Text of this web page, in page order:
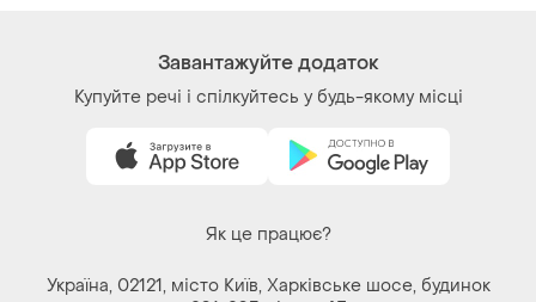
Завантажуйте додаток
Купуйте речі і спілкуйтесь у будь-якому місці
Як це працює?
Україна, 02121, місто Київ, Харківське шосе, будинок